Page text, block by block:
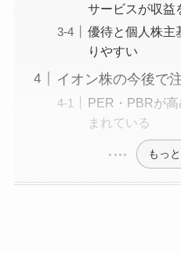
サービスが収益
優待と個人株主
りやすい
イオン株の今後で
PER・PBRが
まれている
もっ